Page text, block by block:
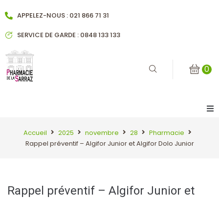
APPELEZ-NOUS : 021 866 71 31
SERVICE DE GARDE : 0848 133 133
0
AccueilAccueil 2025 novembre 28
Pharmacie
Rappel préventif – Algifor Junior et Algifor Dolo Junior
Rappel préventif – Algifor Junior et